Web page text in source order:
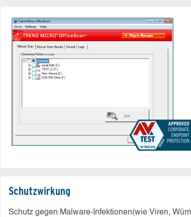
Schutz­wirkung
Schutz gegen Malware-Infektionen(wie Viren,